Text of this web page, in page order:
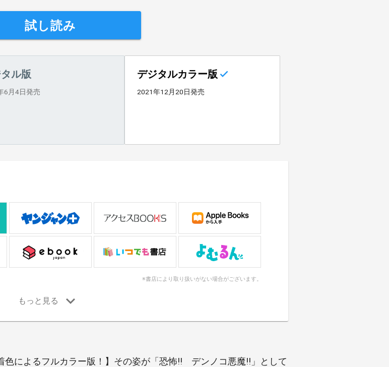
試し読み
ル版
6月4日発売
デジタルカラー版
2021年12月20日発売
※書店により取り扱いがない場合がございます。
色によるフルカラー版！】その姿が「恐怖!! デンノコ悪魔!!」として